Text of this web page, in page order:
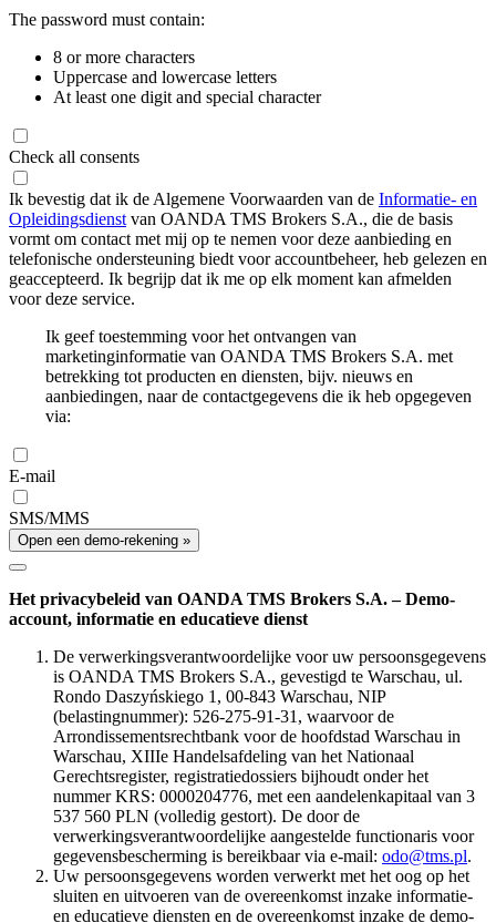
The password must contain:
8 or more characters
Uppercase and lowercase letters
At least one digit and special character
Check all consents
Ik bevestig dat ik de Algemene Voorwaarden van de Informatie- en
Opleidingsdienst van OANDA TMS Brokers S.A., die de basis
vormt om contact met mij op te nemen voor deze aanbieding en
telefonische ondersteuning biedt voor accountbeheer, heb gelezen en
geaccepteerd. Ik begrijp dat ik me op elk moment kan afmelden
voor deze service.
Ik geef toestemming voor het ontvangen van
marketinginformatie van OANDA TMS Brokers S.A. met
betrekking tot producten en diensten, bijv. nieuws en
aanbiedingen, naar de contactgegevens die ik heb opgegeven
via:
E-mail
SMS/MMS
Open een demo-rekening »
Het privacybeleid van OANDA TMS Brokers S.A. – Demo-
account, informatie en educatieve dienst
De verwerkingsverantwoordelijke voor uw persoonsgegevens
is OANDA TMS Brokers S.A., gevestigd te Warschau, ul.
Rondo Daszyńskiego 1, 00-843 Warschau, NIP
(belastingnummer): 526-275-91-31, waarvoor de
Arrondissementsrechtbank voor de hoofdstad Warschau in
Warschau, XIIIe Handelsafdeling van het Nationaal
Gerechtsregister, registratiedossiers bijhoudt onder het
nummer KRS: 0000204776, met een aandelenkapitaal van 3
537 560 PLN (volledig gestort). De door de
verwerkingsverantwoordelijke aangestelde functionaris voor
gegevensbescherming is bereikbaar via e-mail: odo@tms.pl.
Uw persoonsgegevens worden verwerkt met het oog op het
sluiten en uitvoeren van de overeenkomst inzake informatie-
en educatieve diensten en de overeenkomst inzake de demo-